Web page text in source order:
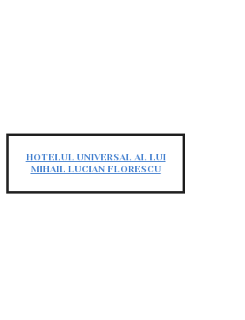
HOTELUL UNIVERSAL AL LUI
MIHAIL LUCIAN FLORESCU